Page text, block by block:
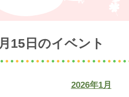
15日のイベント
2026年1月